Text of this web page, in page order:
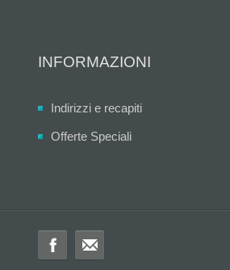
INFORMAZIONI
Indirizzi e recapiti
Offerte Speciali